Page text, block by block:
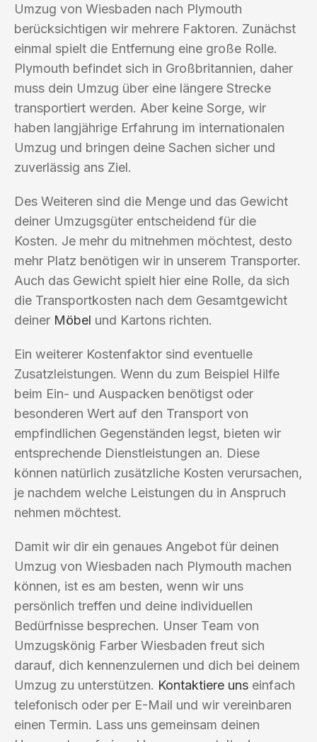
Umzug von Wiesbaden nach Plymouth
berücksichtigen wir mehrere Faktoren. Zunächst
einmal spielt die Entfernung eine große Rolle.
Plymouth befindet sich in Großbritannien, daher
muss dein Umzug über eine längere Strecke
transportiert werden. Aber keine Sorge, wir
haben langjährige Erfahrung im internationalen
Umzug und bringen deine Sachen sicher und
zuverlässig ans Ziel.
Des Weiteren sind die Menge und das Gewicht
deiner Umzugsgüter entscheidend für die
Kosten. Je mehr du mitnehmen möchtest, desto
mehr Platz benötigen wir in unserem Transporter.
Auch das Gewicht spielt hier eine Rolle, da sich
die Transportkosten nach dem Gesamtgewicht
deiner Möbel und Kartons richten.
Ein weiterer Kostenfaktor sind eventuelle
Zusatzleistungen. Wenn du zum Beispiel Hilfe
beim Ein- und Auspacken benötigst oder
besonderen Wert auf den Transport von
empfindlichen Gegenständen legst, bieten wir
entsprechende Dienstleistungen an. Diese
können natürlich zusätzliche Kosten verursachen,
je nachdem welche Leistungen du in Anspruch
nehmen möchtest.
Damit wir dir ein genaues Angebot für deinen
Umzug von Wiesbaden nach Plymouth machen
können, ist es am besten, wenn wir uns
persönlich treffen und deine individuellen
Bedürfnisse besprechen. Unser Team von
Umzugskönig Farber Wiesbaden freut sich
darauf, dich kennenzulernen und dich bei deinem
Umzug zu unterstützen. Kontaktiere uns einfach
telefonisch oder per E-Mail und wir vereinbaren
einen Termin. Lass uns gemeinsam deinen